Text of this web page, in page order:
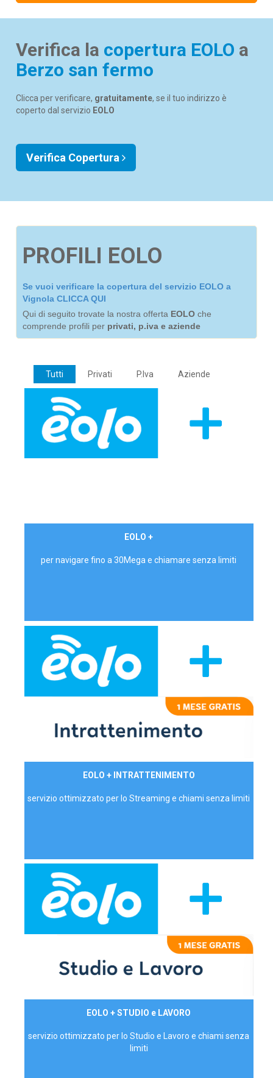
Verifica la copertura EOLO a
Berzo san fermo
Clicca per verificare, gratuitamente, se il tuo indirizzo è
coperto dal servizio EOLO
Verifica Copertura
PROFILI EOLO
Se vuoi verificare la copertura del servizio EOLO a
Vignola CLICCA QUI
Qui di seguito trovate la nostra offerta EOLO che
comprende profili per privati, p.iva e aziende
Tutti Privati P.Iva Aziende
EOLO +
per navigare fino a 30Mega e chiamare senza limiti
EOLO + INTRATTENIMENTO
servizio ottimizzato per lo Streaming e chiami senza limiti
EOLO + STUDIO e LAVORO
servizio ottimizzato per lo Studio e Lavoro e chiami senza
limiti